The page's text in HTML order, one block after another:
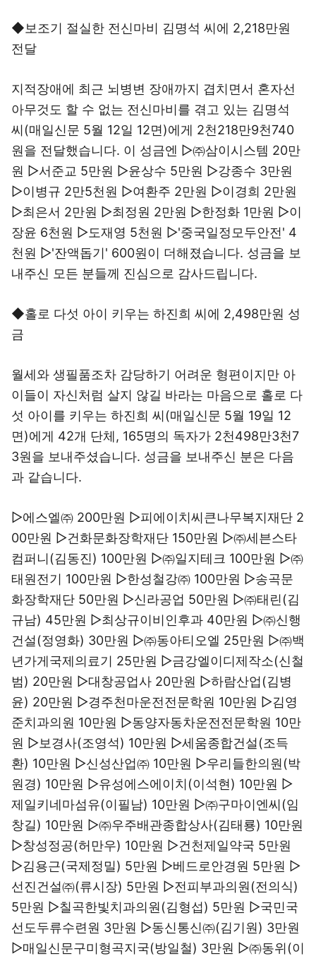
◆보조기 절실한 전신마비 김명석 씨에 2,218만원
전달
지적장애에 최근 뇌병변 장애까지 겹치면서 혼자선
아무것도 할 수 없는 전신마비를 겪고 있는 김명석
씨(매일신문 5월 12일 12면)에게 2천218만9천740
원을 전달했습니다. 이 성금엔 ▷㈜삼이시스템 20만
원 ▷서준교 5만원 ▷윤상수 5만원 ▷강종수 3만원
▷이병규 2만5천원 ▷여환주 2만원 ▷이경희 2만원
▷최은서 2만원 ▷최정원 2만원 ▷한정화 1만원 ▷이
장윤 6천원 ▷도재영 5천원 ▷'중국일정모두안전' 4
천원 ▷'잔액돕기' 600원이 더해졌습니다. 성금을 보
내주신 모든 분들께 진심으로 감사드립니다.
◆홀로 다섯 아이 키우는 하진희 씨에 2,498만원 성
금
월세와 생필품조차 감당하기 어려운 형편이지만 아
이들이 자신처럼 살지 않길 바라는 마음으로 홀로 다
섯 아이를 키우는 하진희 씨(매일신문 5월 19일 12
면)에게 42개 단체, 165명의 독자가 2천498만3천7
3원을 보내주셨습니다. 성금을 보내주신 분은 다음
과 같습니다.
▷에스엘㈜ 200만원 ▷피에이치씨큰나무복지재단 2
00만원 ▷건화문화장학재단 150만원 ▷㈜세븐스타
컴퍼니(김동진) 100만원 ▷㈜일지테크 100만원 ▷㈜
태원전기 100만원 ▷한성철강㈜ 100만원 ▷송곡문
화장학재단 50만원 ▷신라공업 50만원 ▷㈜태린(김
규남) 45만원 ▷최상규이비인후과 40만원 ▷㈜신행
건설(정영화) 30만원 ▷㈜동아티오엘 25만원 ▷㈜백
년가게국제의료기 25만원 ▷금강엘이디제작소(신철
범) 20만원 ▷대창공업사 20만원 ▷하람산업(김병
윤) 20만원 ▷경주천마운전전문학원 10만원 ▷김영
준치과의원 10만원 ▷동양자동차운전전문학원 10만
원 ▷보경사(조영석) 10만원 ▷세움종합건설(조득
환) 10만원 ▷신성산업㈜ 10만원 ▷우리들한의원(박
원경) 10만원 ▷유성에스에이치(이석현) 10만원 ▷
제일키네마섬유(이필남) 10만원 ▷㈜구마이엔씨(임
창길) 10만원 ▷㈜우주배관종합상사(김태룡) 10만원
▷창성정공(허만우) 10만원 ▷건천제일약국 5만원
▷김용근(국제정밀) 5만원 ▷베드로안경원 5만원 ▷
선진건설㈜(류시장) 5만원 ▷전피부과의원(전의식)
5만원 ▷칠곡한빛치과의원(김형섭) 5만원 ▷국민국
선도두류수련원 3만원 ▷동신통신㈜(김기원) 3만원
▷매일신문구미형곡지국(방일철) 3만원 ▷㈜동위(이